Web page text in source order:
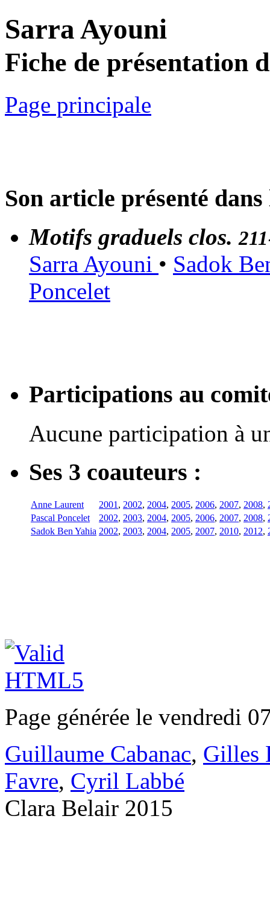
Sarra Ayouni
Fiche de présentation
Page principale
Son article présenté
Motifs graduels clos.
Sarra Ayouni • Sadok
Poncelet
Participations au
Aucune participation à
Ses 3 coauteurs :
Anne Laurent 2001 , 2002, 2004, 2005, 2006, 2007, 2008,
Pascal Poncelet
2002, 2003, 2004, 2005, 2006, 2007, 2008,
Sadok Ben Yahia 2002, 2003, 2004, 2005, 2007, 2010, 2012,
Page générée le vendredi
Guillaume Cabanac, Gilles
Favre, Cyril Labbé
Clara Belair 2015